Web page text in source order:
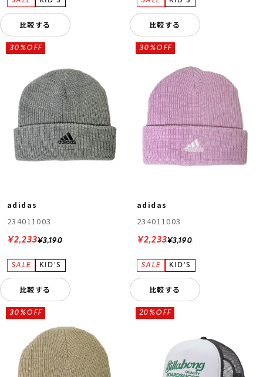
比較する 比較する
adidas
234011003
¥3,190
30%OFF
¥2,233
比較する
adidas
234011003
¥3,190
30%OFF
¥2,233
比較する
30%OFF 20%OFF